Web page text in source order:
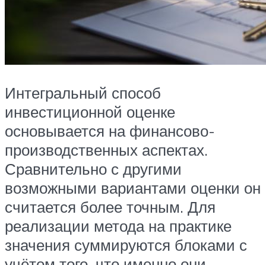
Интегральный способ
инвестиционной оценке
основывается на финансово-
производственных аспектах.
Сравнительно с другими
возможными вариантами оценки он
считается более точным. Для
реализации метода на практике
значения суммируются блоками с